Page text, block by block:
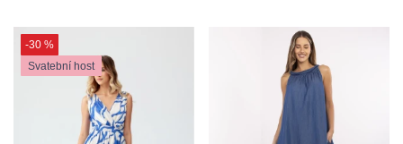
-30 %
Svatební host